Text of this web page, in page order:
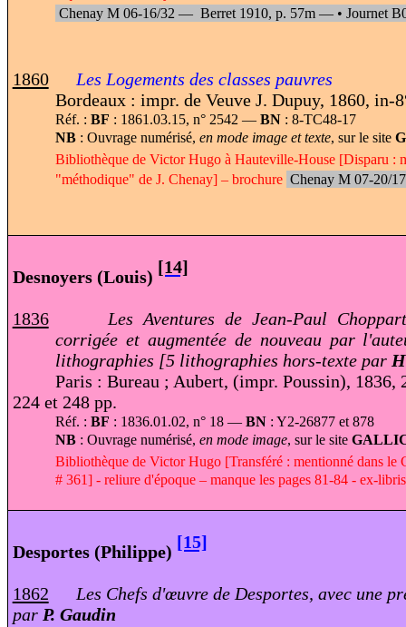
Chenay M 06-16/32 — Berret 1910, p. 57m — • Journet
1860
Les Logements des classes pauvres
Bordeaux : impr. de Veuve J. Dupuy, 1860, in-
Réf. : BF : 1861.03.15, n° 2542 — BN: 8-TC48-17
NB: Ouvrage numérisé, en mode image et texte, sur le site
Bibliothèque de Victor Hugo à Hauteville-House [Disparu :
"méthodique" de J. Chenay] – brochure Chenay M 07-20/17
Desnoyers (Louis) [14]
1836
Les Aventures de Jean-Paul
corrigée et augmentée de nouveau par
lithographies [5 lithographies hors-texte par
Paris : Bureau ; Aubert, (impr. Poussin), 1836,
224 et 248 pp.
Réf. : BF : 1836.01.02, n° 18 — BN: Y2-26877 et 878
NB: Ouvrage numérisé, en mode image, sur le site
Bibliothèque de Victor Hugo [Transféré : mentionné dans le
# 361] - reliure d'époque – manque les pages 81-84 - ex-
Desportes (Philippe) [15]
1862
Les Chefs d'œuvre de Desportes, avec une
par P. Gaudin